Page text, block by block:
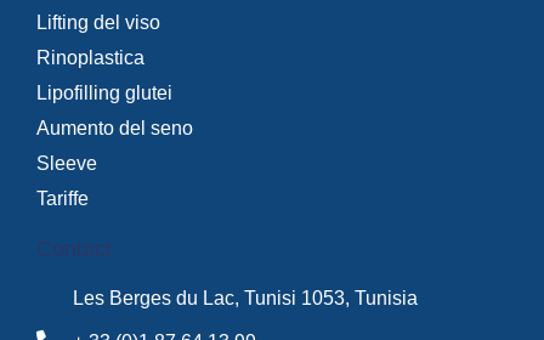
Lifting del viso
Rinoplastica
Lipofilling glutei
Aumento del seno
Sleeve
Tariffe
Contact
Les Berges du Lac, Tunisi 1053, Tunisia